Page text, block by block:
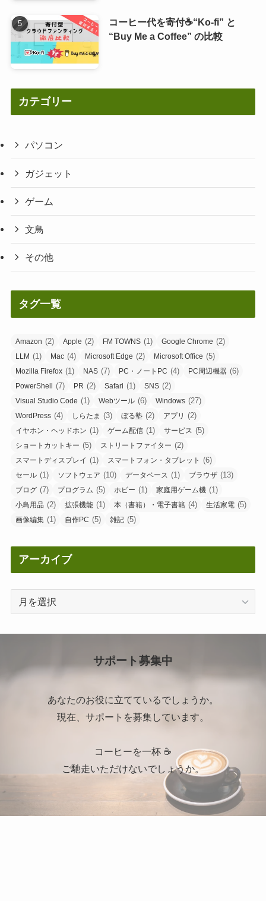
コーヒー代を寄付☕“Ko-fi” と
“Buy Me a Coffee” の比較
カテゴリー
パソコン
ガジェット
ゲーム
文鳥
その他
タグ一覧
Amazon (2) Apple (2) FM TOWNS (1) Google Chrome (2)
LLM (1) Mac (4) Microsoft Edge (2) Microsoft Office (5)
Mozilla Firefox (1) NAS (7) PC・ノートPC (4) PC周辺機器 (6)
PowerShell (7) PR (2) Safari (1) SNS (2)
Visual Studio Code (1) Webツール (6) Windows (27)
WordPress (4) しらたま (3) ぼる塾 (2) アプリ (2)
イヤホン・ヘッドホン (1) ゲーム配信 (1) サービス (5)
ショートカットキー (5) ストリートファイター (2)
スマートディスプレイ (1) スマートフォン・タブレット (6)
セール (1) ソフトウェア (10) データベース (1) ブラウザ (13)
ブログ (7) プログラム (5) ホビー (1) 家庭用ゲーム機 (1)
小鳥用品 (2) 拡張機能 (1) 本（書籍）・電子書籍 (4) 生活家電 (5)
画像編集 (1) 自作PC (5) 雑記 (5)
アーカイブ
サポート募集中
あなたのお役に立てているでしょうか。
現在、サポートを募集しています。
コーヒーを一杯 ☕
ご馳走いただけないでしょうか。